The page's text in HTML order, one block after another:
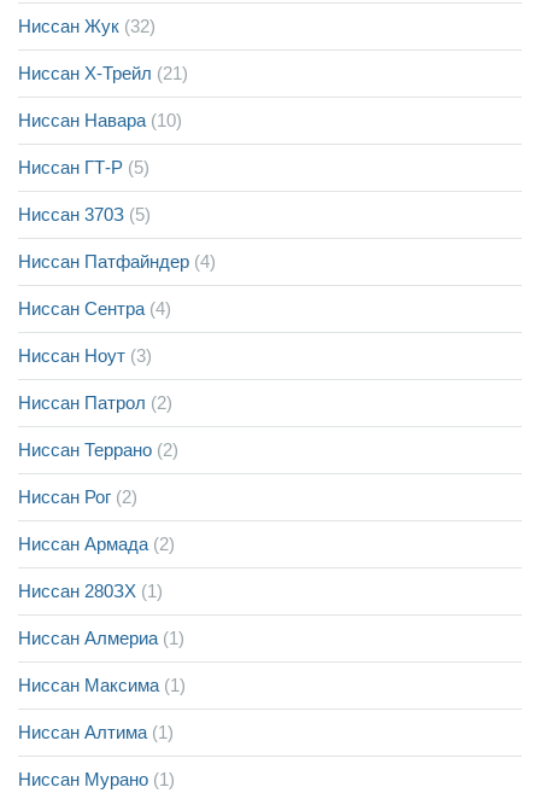
Ниссан Жук (32)
Ниссан Х-Трейл (21)
Ниссан Навара (10)
Ниссан ГТ-Р (5)
Ниссан 370З (5)
Ниссан Патфайндер (4)
Ниссан Сентра (4)
Ниссан Ноут (3)
Ниссан Патрол (2)
Ниссан Террано (2)
Ниссан Рог (2)
Ниссан Армада (2)
Ниссан 280ЗХ (1)
Ниссан Алмериа (1)
Ниссан Максима (1)
Ниссан Алтима (1)
Ниссан Мурано (1)